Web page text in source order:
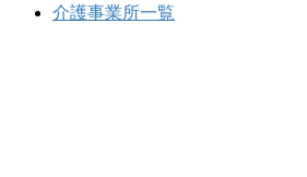
介護事業所一覧